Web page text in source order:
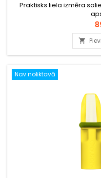
Praktisks liela izmēra

Nav noliktavā